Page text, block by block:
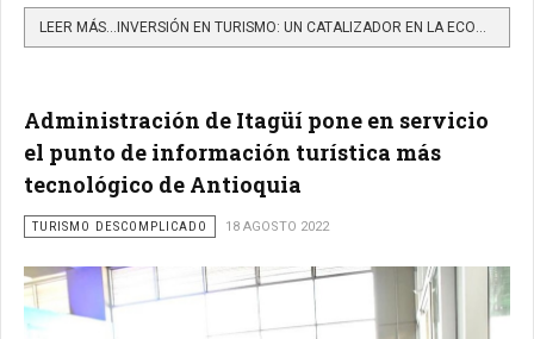
Administración de Itagüí pone en servicio
el punto de información turística más
tecnológico de Antioquia
TURISMO DESCOMPLICADO 18 AGOSTO 2022